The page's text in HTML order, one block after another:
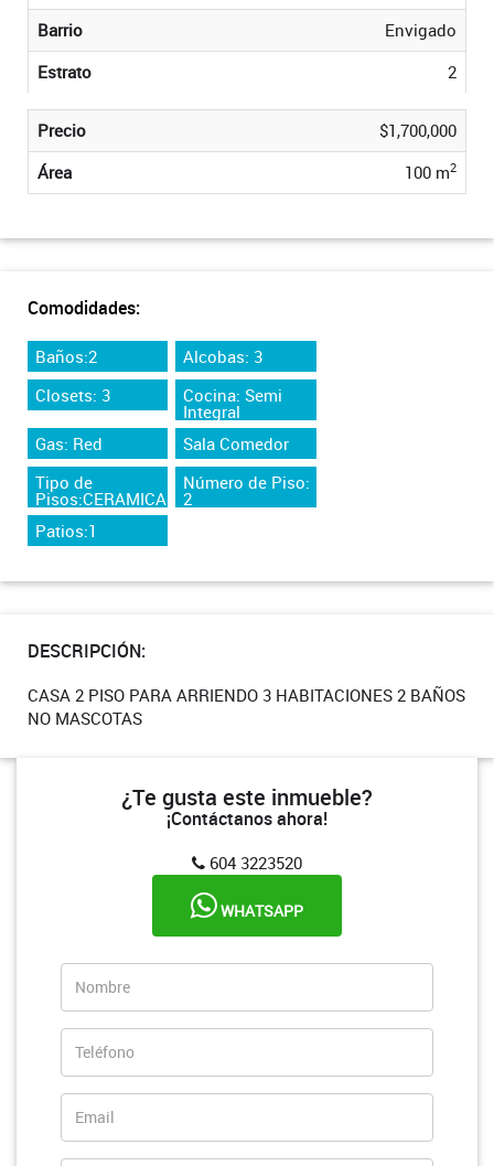
Barrio
Envigado
Estrato
2
Precio
$1,700,000
Área
100 m2
Comodidades:
Baños:2
Alcobas: 3
Closets: 3
Cocina: Semi
Integral
Gas: Red
Sala Comedor
Tipo de
Pisos:CERAMICA
Número de Piso:
2
Patios:1
DESCRIPCIÓN:
CASA 2 PISO PARA ARRIENDO 3 HABITACIONES 2 BAÑOS
NO MASCOTAS
¿Te gusta este inmueble?
¡Contáctanos ahora!
604 3223520
WHATSAPP